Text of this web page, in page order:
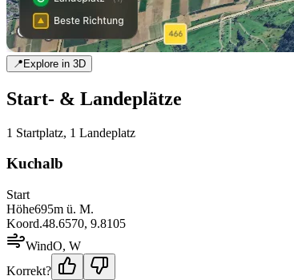
📍Explore in 3D
Start- & Landeplätze
1 Startplatz, 1 Landeplatz
Kuchalb
Start
Höhe695m ü. M.
Koord.48.6570, 9.8105
WindO, W
Korrekt?